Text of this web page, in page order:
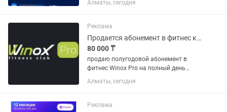
зал, стретчинг, танцы, йогу и сотни
Алматы, сегодня
Реклама
Продается абонемент в фитнес клуб Winox Pro
80 000 ₸
продаю полугодовой абонемент в
фитнес Winox Pro на полный день
Алматы, сегодня
Реклама